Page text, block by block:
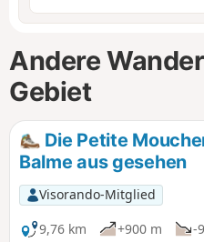
Andere
Gebiet
Die Petite
Balme aus gesehen
Visorando-Mitglied
9,76 km
+900 m
-